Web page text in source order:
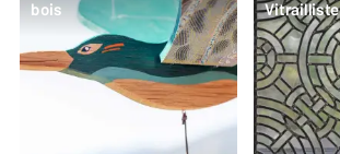
bois
Vitrailliste